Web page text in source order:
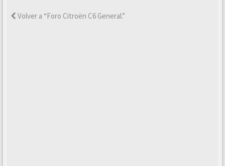
Volver a “Foro Citroën C6 General.”